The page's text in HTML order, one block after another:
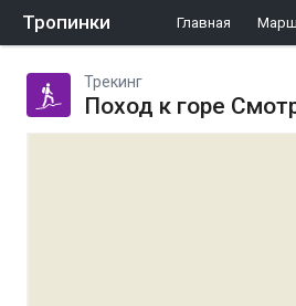
Тропинки Главная
Трекинг
Поход к горе